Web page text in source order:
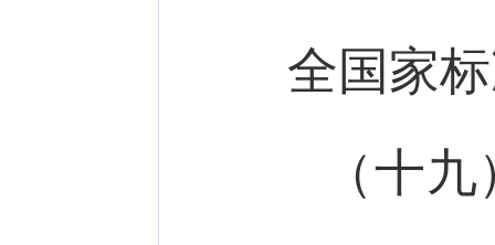
全国家
（十